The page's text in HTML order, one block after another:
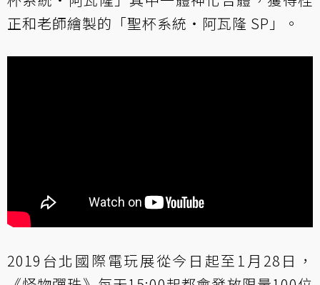
正和老師繪製的「聖杯系統‧阿瓦隆 SP」。
2019台北國際電玩展從今日起至1月28日，